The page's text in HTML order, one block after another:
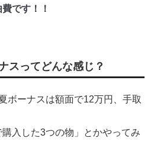
です！！
スってどんな感じ？
ボーナスは額面で12万円、手取
入した3つの物」とかやってみ